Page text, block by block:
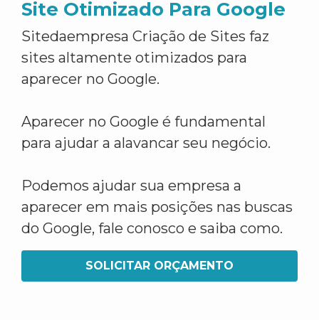
Site Otimizado Para Google
Sitedaempresa Criação de Sites faz
sites altamente otimizados para
aparecer no Google.
Aparecer no Google é fundamental
para ajudar a alavancar seu negócio.
Podemos ajudar sua empresa a
aparecer em mais posições nas buscas
do Google, fale conosco e saiba como.
SOLICITAR ORÇAMENTO